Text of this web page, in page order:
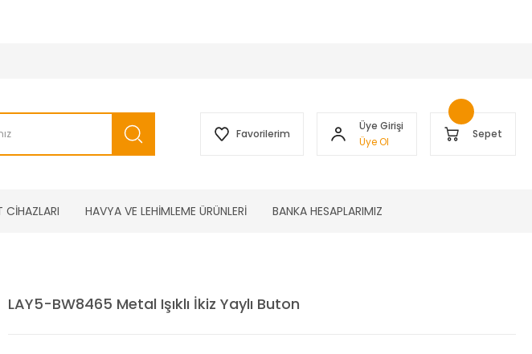
Favorilerim
Üye Girişi
Üye Ol
Sepet
CİHAZLARI HAVYA VE LEHİMLEME ÜRÜNLERİ BANKA HESAPLARIMIZ
LAY5-BW8465 Metal Işıklı İkiz Yaylı Buton